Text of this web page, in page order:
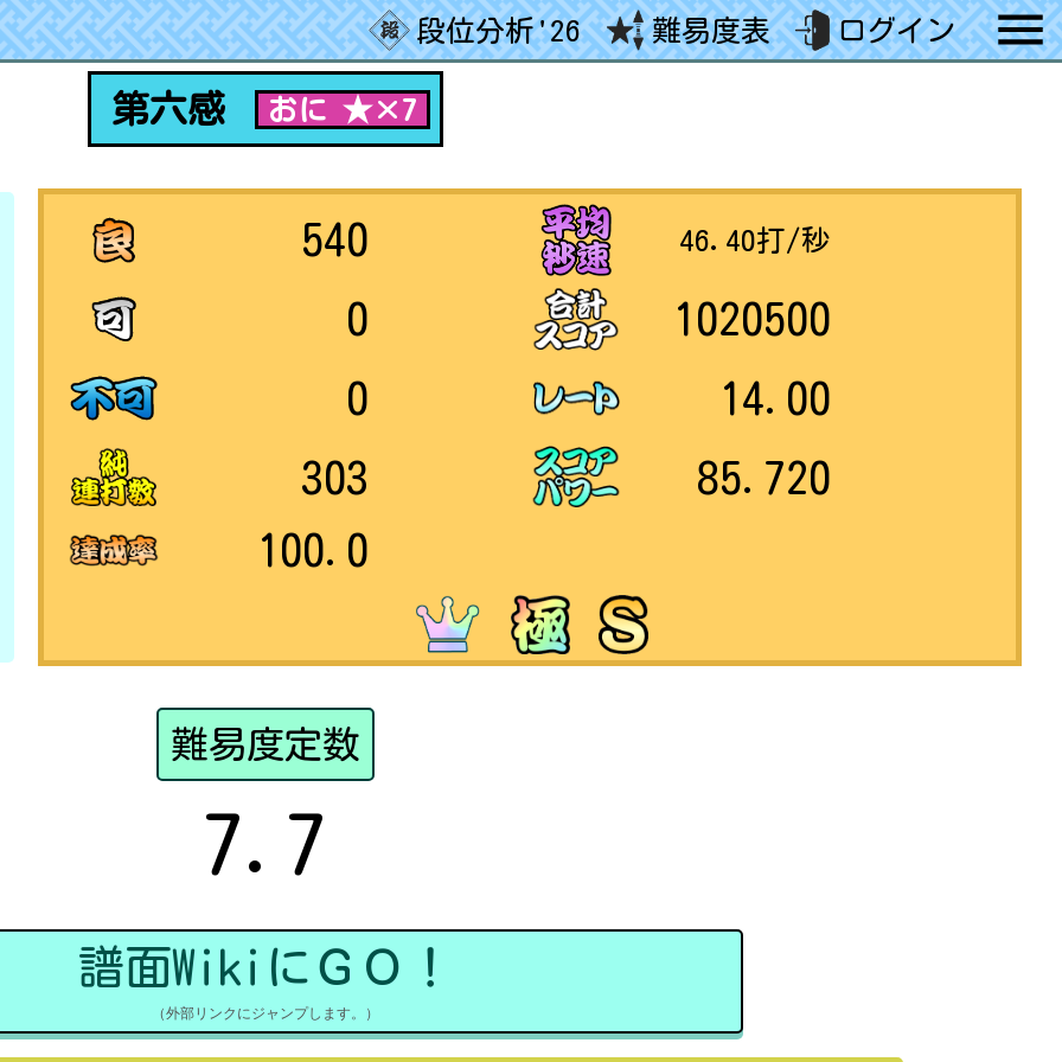
段位分析'26 難易度表 ログイン
第六感 おに ★×7
540
0
0
303
100.0
46.40打/秒
1020500
14.00
85.720
難易度定数
7.7
譜面WikiにＧＯ！
（外部リンクにジャンプします。）